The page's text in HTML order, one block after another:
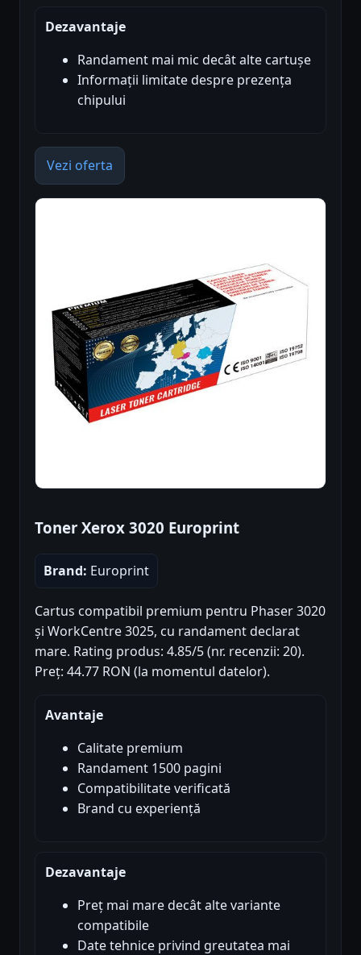
Dezavantaje
Randament mai mic decât alte cartușe
Informații limitate despre prezența
chipului
Vezi oferta
Toner Xerox 3020 Europrint
Brand: Europrint
Cartus compatibil premium pentru Phaser 3020
și WorkCentre 3025, cu randament declarat
mare. Rating produs: 4.85/5 (nr. recenzii: 20).
Preț: 44.77 RON (la momentul datelor).
Avantaje
Calitate premium
Randament 1500 pagini
Compatibilitate verificată
Brand cu experiență
Dezavantaje
Preț mai mare decât alte variante
compatibile
Date tehnice privind greutatea mai